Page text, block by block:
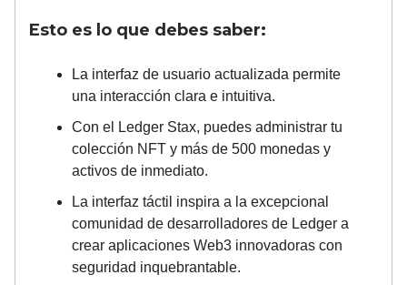
Esto es lo que debes saber:
La interfaz de usuario actualizada permite
una interacción clara e intuitiva.
Con el Ledger Stax, puedes administrar tu
colección NFT y más de 500 monedas y
activos de inmediato.
La interfaz táctil inspira a la excepcional
comunidad de desarrolladores de Ledger a
crear aplicaciones Web3 innovadoras con
seguridad inquebrantable.